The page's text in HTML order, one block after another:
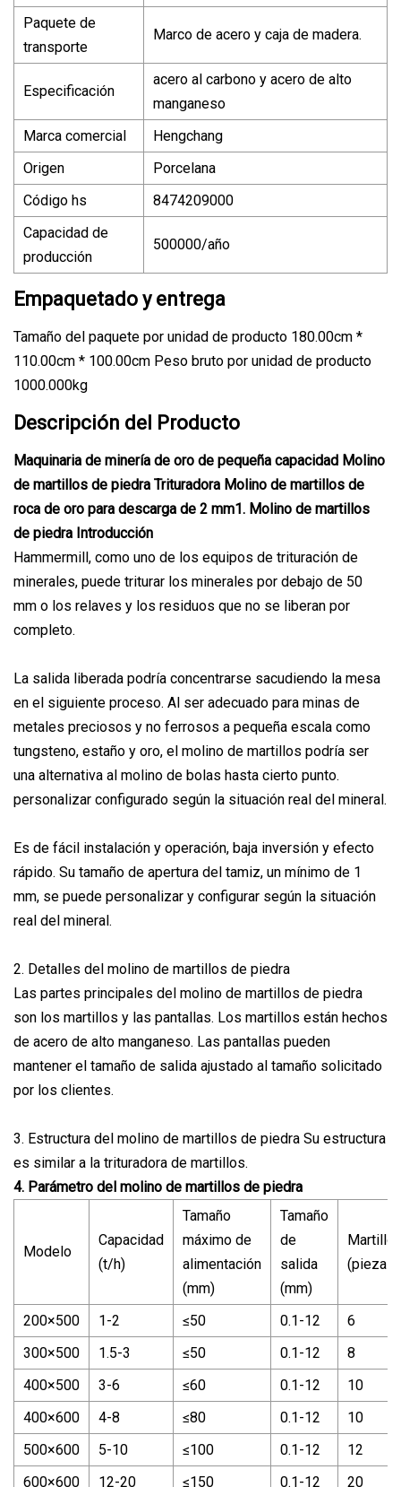
Paquete de
transporte
Marco de acero y caja de madera.
Especificación
acero al carbono y acero de alto
manganeso
Marca comercial
Hengchang
Origen
Porcelana
Código hs
8474209000
Capacidad de
producción
500000/año
Empaquetado y entrega
Tamaño del paquete por unidad de producto 180.00cm *
110.00cm * 100.00cm Peso bruto por unidad de producto
1000.000kg
Descripción del Producto
Maquinaria de minería de oro de pequeña capacidad Molino
de martillos de piedra Trituradora Molino de martillos de
roca de oro para descarga de 2 mm1. Molino de martillos
de piedra Introducción
Hammermill, como uno de los equipos de trituración de
minerales, puede triturar los minerales por debajo de 50
mm o los relaves y los residuos que no se liberan por
completo.
La salida liberada podría concentrarse sacudiendo la mesa
en el siguiente proceso. Al ser adecuado para minas de
metales preciosos y no ferrosos a pequeña escala como
tungsteno, estaño y oro, el molino de martillos podría ser
una alternativa al molino de bolas hasta cierto punto.
personalizar configurado según la situación real del mineral.
Es de fácil instalación y operación, baja inversión y efecto
rápido. Su tamaño de apertura del tamiz, un mínimo de 1
mm, se puede personalizar y configurar según la situación
real del mineral.
2. Detalles del molino de martillos de piedra
Las partes principales del molino de martillos de piedra
son los martillos y las pantallas. Los martillos están hechos
de acero de alto manganeso. Las pantallas pueden
mantener el tamaño de salida ajustado al tamaño solicitado
por los clientes.
3. Estructura del molino de martillos de piedra Su estructura
es similar a la trituradora de martillos.
4. Parámetro del molino de martillos de piedra
Modelo
Capacidad
(t/h)
Tamaño
máximo de
alimentación
(mm)
Tamaño
de
salida
(mm)
(piezas)
200×500 1-2 ≤50 0.1-12
6
300×500
1.5-3 ≤50 0.1-12
8
400×500
3-6 ≤60 0.1-12
10
400×600
4-8 ≤80 0.1-12
10
500×600
5-10 ≤100 0.1-12
12
600×600
12-20 ≤150 0.1-12 20